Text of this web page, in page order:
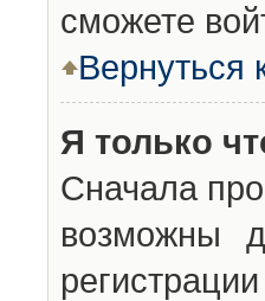
сможете
Вернуться
Я только
Сначала
возможны